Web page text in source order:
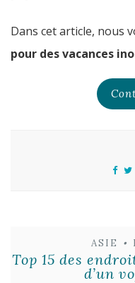
Dans cet article, nous
pour des vacances
ASIE •
Top 15 des
d’un